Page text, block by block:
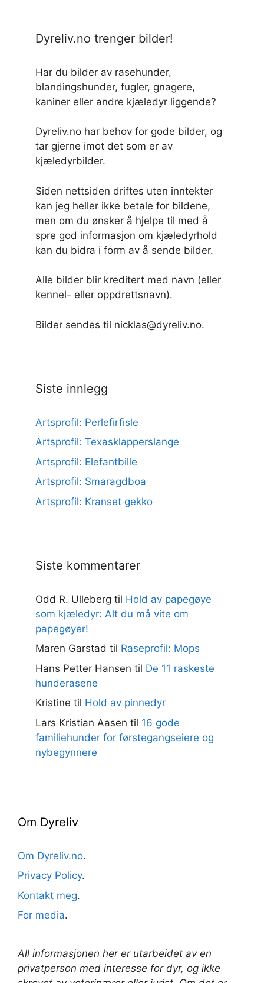
Dyreliv.no trenger bilder!
Har du bilder av rasehunder,
blandingshunder, fugler, gnagere,
kaniner eller andre kjæledyr liggende?
Dyreliv.no har behov for gode bilder, og
tar gjerne imot det som er av
kjæledyrbilder.
Siden nettsiden driftes uten inntekter
kan jeg heller ikke betale for bildene,
men om du ønsker å hjelpe til med å
spre god informasjon om kjæledyrhold
kan du bidra i form av å sende bilder.
Alle bilder blir kreditert med navn (eller
kennel- eller oppdrettsnavn).
Bilder sendes til nicklas@dyreliv.no.
Siste innlegg
Artsprofil: Perlefirfisle
Artsprofil: Texasklapperslange
Artsprofil: Elefantbille
Artsprofil: Smaragdboa
Artsprofil: Kranset gekko
Siste kommentarer
Odd R. Ulleberg til Hold av papegøye
som kjæledyr: Alt du må vite om
papegøyer!
Maren Garstad til Raseprofil: Mops
Hans Petter Hansen til De 11 raskeste
hunderasene
Kristine til Hold av pinnedyr
Lars Kristian Aasen til 16 gode
familiehunder for førstegangseiere og
nybegynnere
Om Dyreliv
Om Dyreliv.no.
Privacy Policy.
Kontakt meg.
For media.
All informasjonen her er utarbeidet av en
privatperson med interesse for dyr, og ikke